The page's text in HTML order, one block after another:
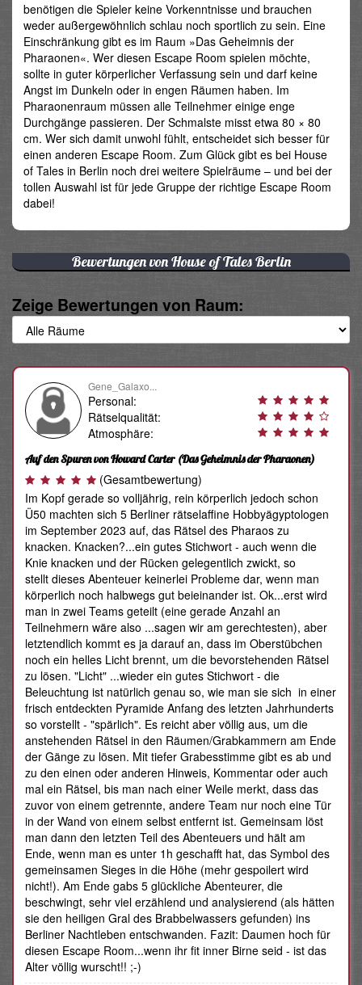
benötigen die Spieler keine Vorkenntnisse und brauchen
weder außergewöhnlich schlau noch sportlich zu sein. Eine
Einschränkung gibt es im Raum »Das Geheimnis der
Pharaonen«. Wer diesen Escape Room spielen möchte,
sollte in guter körperlicher Verfassung sein und darf keine
Angst im Dunkeln oder in engen Räumen haben. Im
Pharaonenraum müssen alle Teilnehmer einige enge
Durchgänge passieren. Der Schmalste misst etwa 80 × 80
cm. Wer sich damit unwohl fühlt, entscheidet sich besser für
einen anderen Escape Room. Zum Glück gibt es bei House
of Tales in Berlin noch drei weitere Spielräume – und bei der
tollen Auswahl ist für jede Gruppe der richtige Escape Room
dabei!
Bewertungen von House of Tales Berlin
Zeige Bewertungen von Raum:
Gene_Galaxo...
Personal:
Rätselqualität:
Atmosphäre:
Auf den Spuren von Howard Carter(Das Geheimnis der Pharaonen)
(Gesamtbewertung)
Im Kopf gerade so volljährig, rein körperlich jedoch schon
Ü50 machten sich 5 Berliner rätselaffine Hobbyägyptologen
im September 2023 auf, das Rätsel des Pharaos zu
knacken. Knacken?...ein gutes Stichwort - auch wenn die
Knie knacken und der Rücken gelegentlich zwickt, so
stellt dieses Abenteuer keinerlei Probleme dar, wenn man
körperlich noch halbwegs gut beieinander ist. Ok...erst wird
man in zwei Teams geteilt (eine gerade Anzahl an
Teilnehmern wäre also ...sagen wir am gerechtesten), aber
letztendlich kommt es ja darauf an, dass im Oberstübchen
noch ein helles Licht brennt, um die bevorstehenden Rätsel
zu lösen. "Licht" ...wieder ein gutes Stichwort - die
Beleuchtung ist natürlich genau so, wie man sie sich in einer
frisch entdeckten Pyramide Anfang des letzten Jahrhunderts
so vorstellt - "spärlich". Es reicht aber völlig aus, um die
anstehenden Rätsel in den Räumen/Grabkammern am Ende
der Gänge zu lösen. Mit tiefer Grabesstimme gibt es ab und
zu den einen oder anderen Hinweis, Kommentar oder auch
mal ein Rätsel, bis man nach einer Weile merkt, dass das
zuvor von einem getrennte, andere Team nur noch eine Tür
in der Wand von einem selbst entfernt ist. Gemeinsam löst
man dann den letzten Teil des Abenteuers und hält am
Ende, wenn man es unter 1h geschafft hat, das Symbol des
gemeinsamen Sieges in die Höhe (mehr gespoilert wird
nicht!). Am Ende gabs 5 glückliche Abenteurer, die
beschwingt, sehr viel erzählend und analysierend (als hätten
sie den heiligen Gral des Brabbelwassers gefunden) ins
Berliner Nachtleben entschwanden. Fazit: Daumen hoch für
diesen Escape Room...wenn ihr fit inner Birne seid - ist das
Alter völlig wurscht!! ;-)